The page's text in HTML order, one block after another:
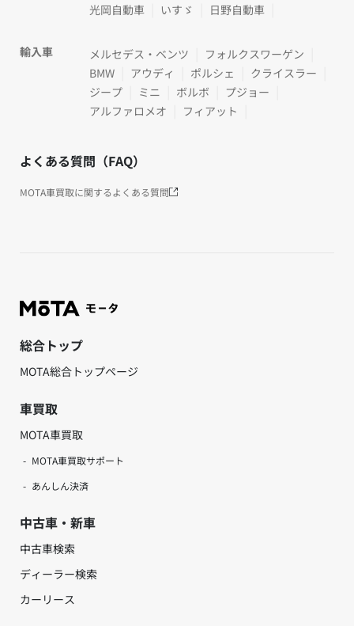
光岡自動車
いすゞ 日野自動車
輸入車 メルセデス・ベンツ
フォルクスワーゲン
BMW
アウディ ポルシェ
クライスラー
ジープ
ミニ ボルボ
プジョー
アルファロメオ
フィアット
よくある質問（FAQ）
MOTA車買取に関するよくある質問
総合トップ
MOTA総合トップページ
車買取
MOTA車買取
MOTA車買取サポート
あんしん決済
中古車・新車
中古車検索
ディーラー検索
カーリース